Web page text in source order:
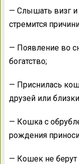
— Слышать визг
стремится
— Появление во
богатство;
— Приснилась
друзей или
— Кошка с
рождения
— Кошек не берут